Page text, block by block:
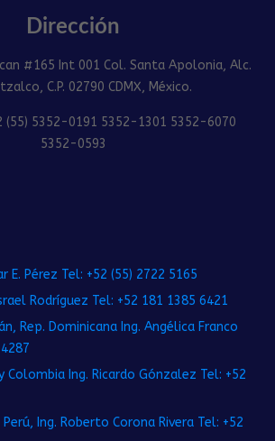
Dirección
#165 Int 001 Col. Santa Apolonia, Alc.
C.P. 02790 CDMX, México.
(55) 5352-0191 5352-1301 5352-6070
5352-0593
E. Pérez Tel: +52 (55) 2722 5165
Rodríguez Tel: +52 181 1385 6421
Rep. Dominicana Ing. Angélica Franco
Colombia Ing. Ricardo Gónzalez Tel: +52
Ing. Roberto Corona Rivera Tel: +52